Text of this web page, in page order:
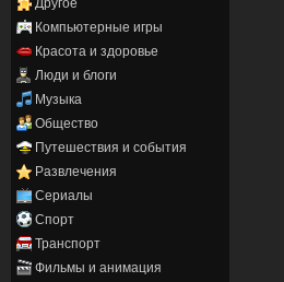
Компьютерные игры
Красота и здоровье
Люди и блоги
Музыка
Общество
Путешествия и события
Развлечения
Сериалы
Спорт
Транспорт
Фильмы и анимация